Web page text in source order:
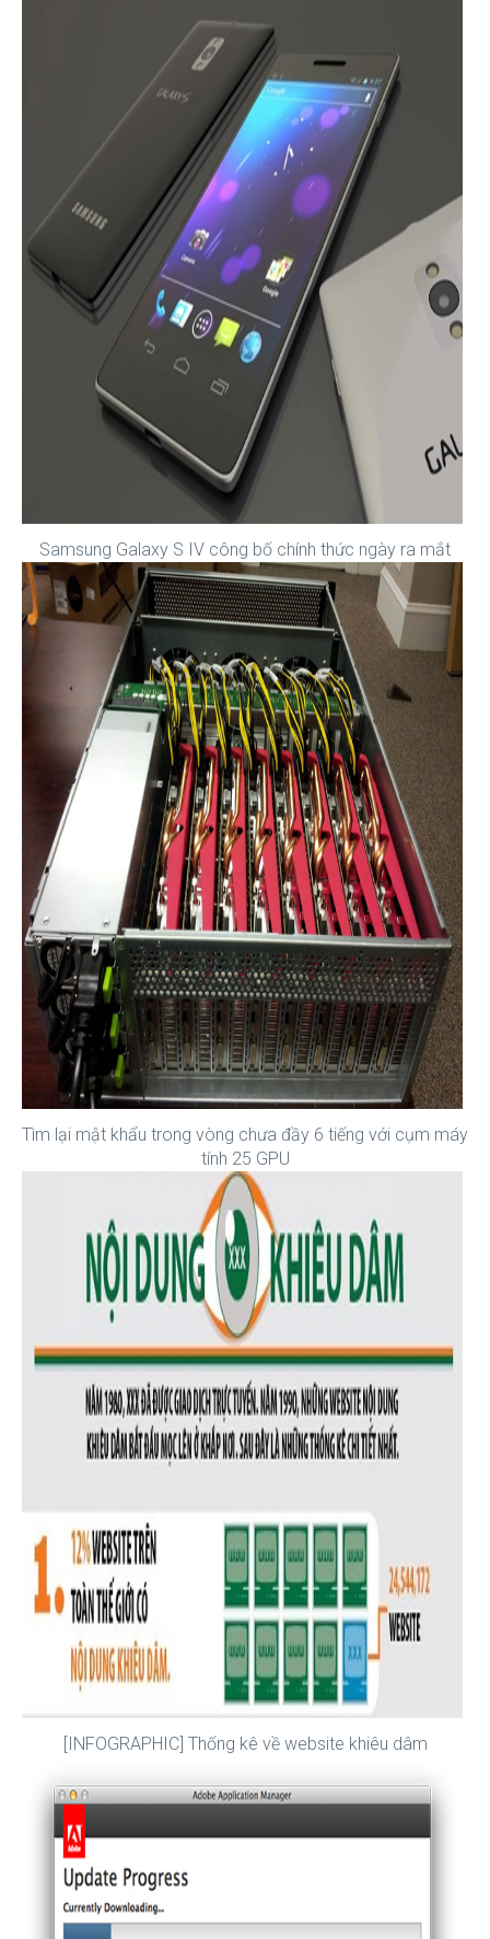
Samsung Galaxy S IV công bố chính thức ngày ra mắt
Tìm lại mật khẩu trong vòng chưa đầy 6 tiếng với cụm máy
tính 25 GPU
[INFOGRAPHIC] Thống kê về website khiêu dâm